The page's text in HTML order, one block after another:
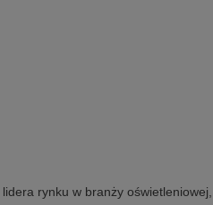
rynku w branży